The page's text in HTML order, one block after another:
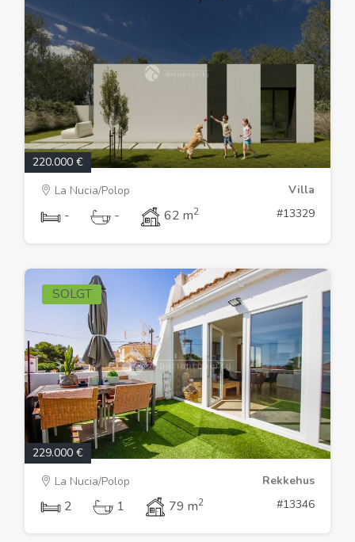
220.000 €
La Nucia/Polop
Villa
- - 62 m2 #13329
SOLGT
229.000 €
La Nucia/Polop
Rekkehus
2 1 79 m2 #13346